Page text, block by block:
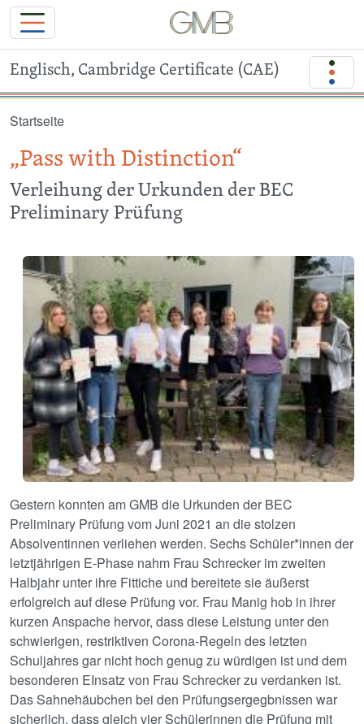
Englisch, Cambridge Certificate (CAE)
Startseite
„Pass with Distinction“
Verleihung der Urkunden der BEC
Preliminary Prüfung
Image
Gestern konnten am GMB die Urkunden der BEC
Preliminary Prüfung vom Juni 2021 an die stolzen
Absolventinnen verliehen werden. Sechs Schüler*innen der
letztjährigen E-Phase nahm Frau Schrecker im zweiten
Halbjahr unter ihre Fittiche und bereitete sie äußerst
erfolgreich auf diese Prüfung vor. Frau Manig hob in ihrer
kurzen Anspache hervor, dass diese Leistung unter den
schwierigen, restriktiven Corona-Regeln des letzten
Schuljahres gar nicht hoch genug zu würdigen ist und dem
besonderen EInsatz von Frau Schrecker zu verdanken ist.
Das Sahnehäubchen bei den Prüfungsergegbnissen war
sicherlich, dass gleich vier Schülerinnen die Prüfung mit